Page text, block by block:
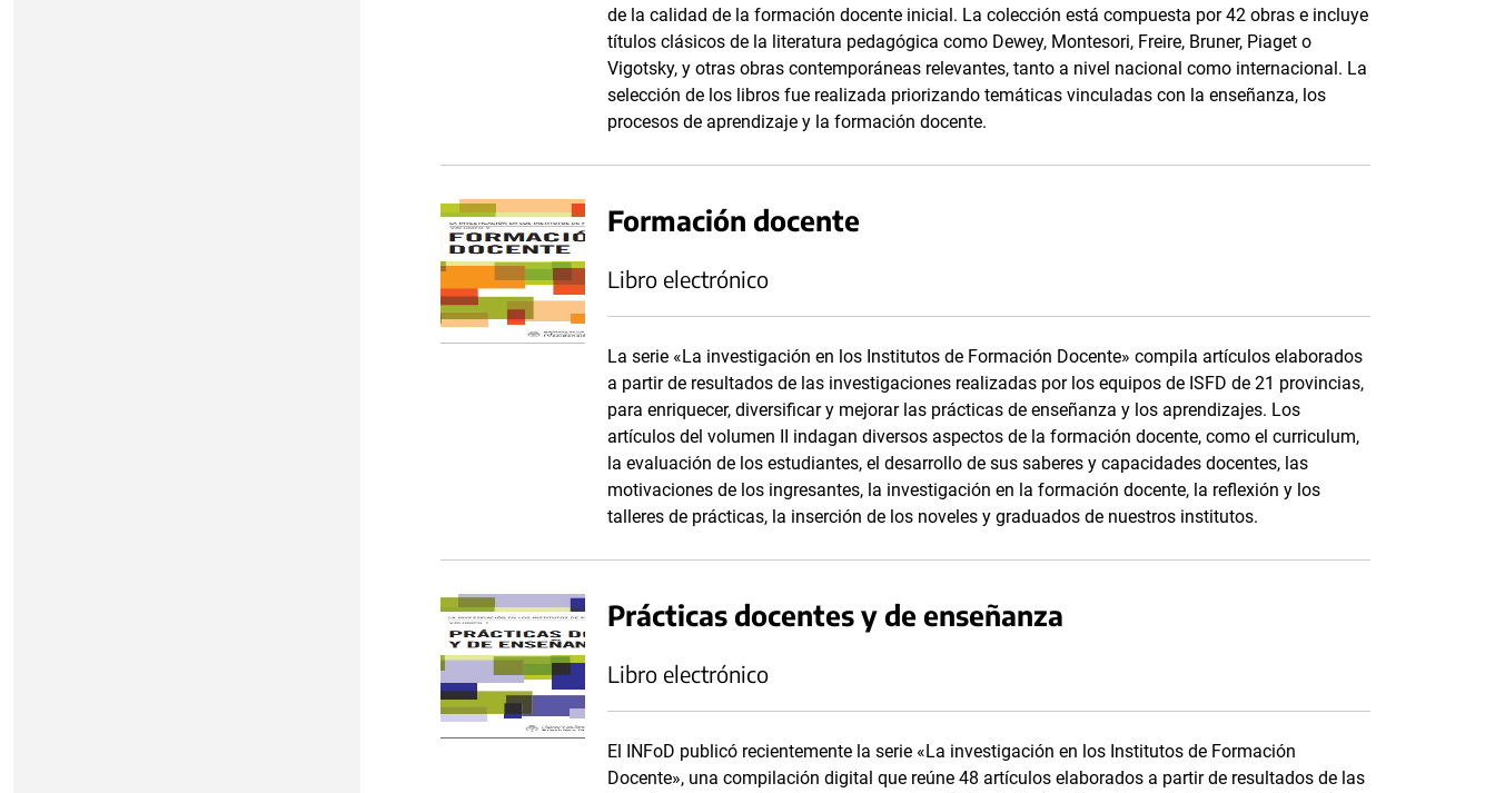
de la calidad de la formación docente inicial. La colección está compuesta por 42 obras e incluye
títulos clásicos de la literatura pedagógica como Dewey, Montesori, Freire, Bruner, Piaget o
Vigotsky, y otras obras contemporáneas relevantes, tanto a nivel nacional como internacional. La
selección de los libros fue realizada priorizando temáticas vinculadas con la enseñanza, los
procesos de aprendizaje y la formación docente.
Formación docente
Libro electrónico
La serie «La investigación en los Institutos de Formación Docente» compila artículos elaborados
a partir de resultados de las investigaciones realizadas por los equipos de ISFD de 21 provincias,
para enriquecer, diversificar y mejorar las prácticas de enseñanza y los aprendizajes. Los
artículos del volumen II indagan diversos aspectos de la formación docente, como el curriculum,
la evaluación de los estudiantes, el desarrollo de sus saberes y capacidades docentes, las
motivaciones de los ingresantes, la investigación en la formación docente, la reflexión y los
talleres de prácticas, la inserción de los noveles y graduados de nuestros institutos.
Prácticas docentes y de enseñanza
Libro electrónico
El INFoD publicó recientemente la serie «La investigación en los Institutos de Formación
Docente», una compilación digital que reúne 48 artículos elaborados a partir de resultados de las